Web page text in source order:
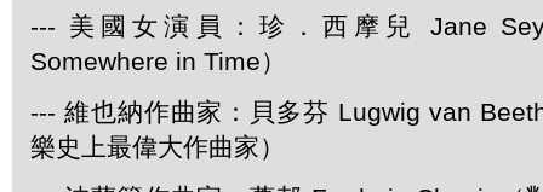
--- 美國女演員：珍．西摩兒 Jane
Somewhere in Time）
--- 維也納作曲家：貝多芬 Lugwig van
樂史上最偉大作曲家）